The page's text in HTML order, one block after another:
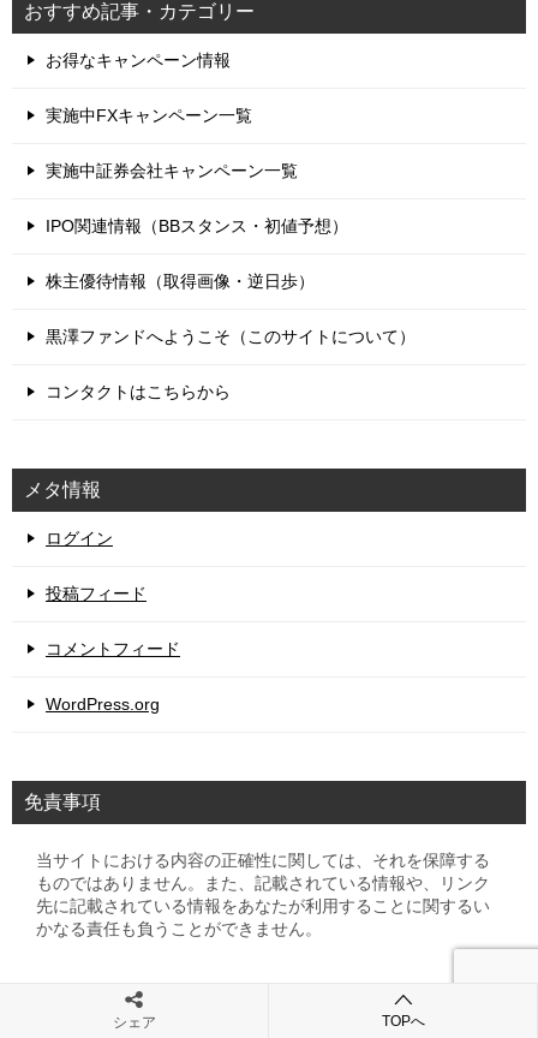
おすすめ記事・カテゴリー
お得なキャンペーン情報
実施中FXキャンペーン一覧
実施中証券会社キャンペーン一覧
IPO関連情報（BBスタンス・初値予想）
株主優待情報（取得画像・逆日歩）
黒澤ファンドへようこそ（このサイトについて）
コンタクトはこちらから
メタ情報
ログイン
投稿フィード
コメントフィード
WordPress.org
免責事項
当サイトにおける内容の正確性に関しては、それを保障する
ものではありません。また、記載されている情報や、リンク
先に記載されている情報をあなたが利用することに関するい
かなる責任も負うことができません。
シェア TOPへ